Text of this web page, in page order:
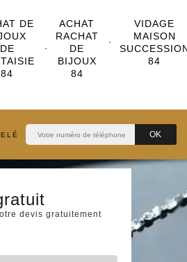
DE
DE
84
ACHAT
RACHAT
DE
BIJOUX
84
VIDAGE
MAISON
84
devis gratuitement